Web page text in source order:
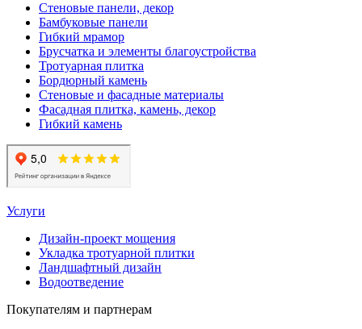
Стеновые панели, декор
Бамбуковые панели
Гибкий мрамор
Брусчатка и элементы благоустройства
Тротуарная плитка
Бордюрный камень
Стеновые и фасадные материалы
Фасадная плитка, камень, декор
Гибкий камень
Услуги
Дизайн-проект мощения
Укладка тротуарной плитки
Ландшафтный дизайн
Водоотведение
Покупателям и партнерам